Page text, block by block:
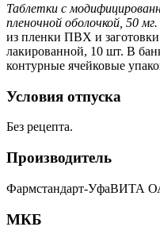
Таблетки с
пленочной оболочкой, 50 мг.
из пленки ПВХ и
лакированной, 10 шт. В
контурные ячейковые
Условия отпуска
Без рецепта.
Производитель
Фармстандарт-УфаВИТА
МКБ